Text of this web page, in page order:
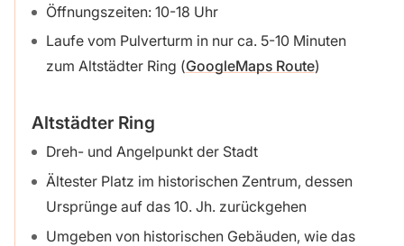
Öffnungszeiten: 10-18 Uhr
Laufe vom Pulverturm in nur ca. 5-10 Minuten
zum Altstädter Ring (GoogleMaps Route)
Altstädter Ring
Dreh- und Angelpunkt der Stadt
Ältester Platz im historischen Zentrum, dessen
Ursprünge auf das 10. Jh. zurückgehen
Umgeben von historischen Gebäuden, wie das